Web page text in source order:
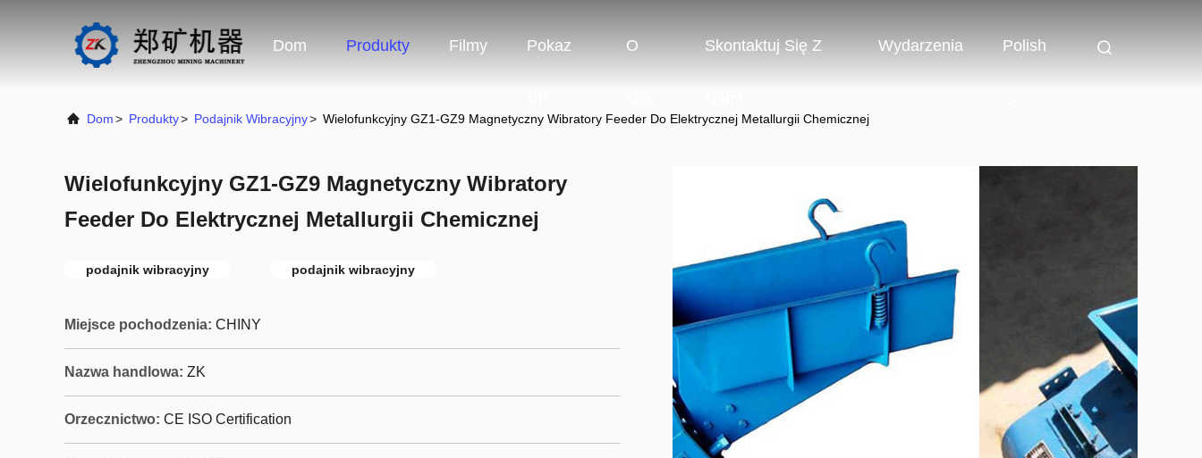
Dom Produkty Filmy Pokaz O Skontaktuj Się Z Wydarzenia Polish
Dom> Produkty> Podajnik Wibracyjny> Wielofunkcyjny GZ1-GZ9 Magnetyczny Wibratory Feeder Do Elektrycznej Metallurgii Chemicznej
Wielofunkcyjny GZ1-GZ9 Magnetyczny Wibratory
Feeder Do Elektrycznej Metallurgii Chemicznej
podajnik wibracyjny podajnik wibracyjny
Miejsce pochodzenia: CHINY
Nazwa handlowa: ZK
Orzecznictwo: CE ISO Certification